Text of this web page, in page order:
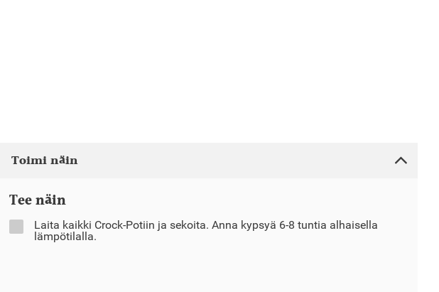
Toimi näin
Tee näin
Laita kaikki Crock-Potiin ja sekoita. Anna kypsyä 6-8 tuntia alhaisella
lämpötilalla.